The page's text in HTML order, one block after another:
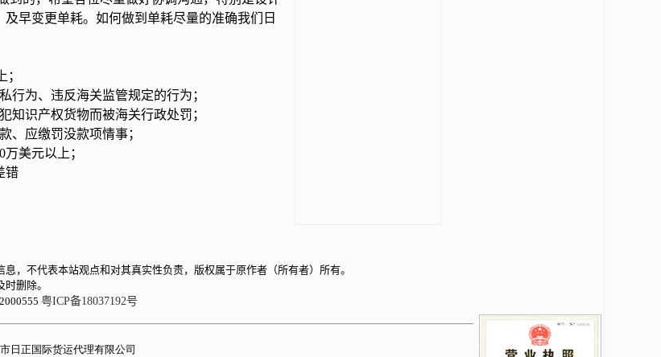
早变更单耗。如何做到单耗尽量的准确我们日
为、违反海关监管规定的行为；
识产权货物而被海关行政处罚；
应缴罚没款项情事；
美元以上；
错
，不代表本站观点和对其真实性负责，版权属于原作者（所有者）所有。
删除。
粤ICP备18037192号